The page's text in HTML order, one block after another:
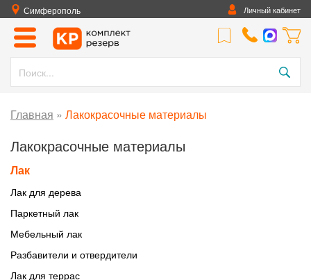
Симферополь Личный кабинет
Главная » Лакокрасочные материалы
Лакокрасочные материалы
Лак
Лак для дерева
Паркетный лак
Мебельный лак
Разбавители и отвердители
Лак для террас